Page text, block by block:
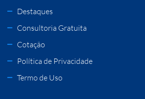
Destaques
Consultoria Gratuita
Cotação
Política de Privacidade
Termo de Uso